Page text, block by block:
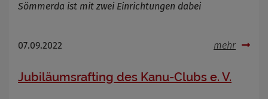
Sömmerda ist mit zwei Einrichtungen dabei
07.09.2022 mehr
Jubiläumsrafting des Kanu-Clubs e. V.